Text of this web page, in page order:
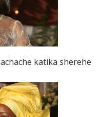
katika sherehe